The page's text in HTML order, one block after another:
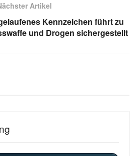
Artikel
Kennzeichen führt zu
und Drogen sichergestellt